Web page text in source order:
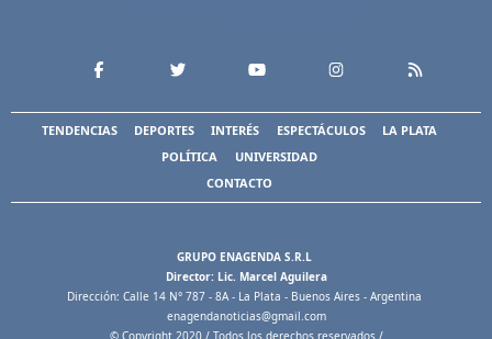
TENDENCIAS DEPORTES INTERÉS ESPECTÁCULOS
LA PLATA
POLÍTICA
UNIVERSIDAD
CONTACTO
GRUPO ENAGENDA S.R.L
Director: Lic. Marcel Aguilera
Dirección: Calle 14 N° 787 - 8A - La Plata - Buenos Aires - Argentina
enagendanoticias@gmail.com
© Copyright 2020 / Todos los derechos reservados /